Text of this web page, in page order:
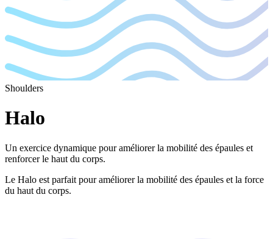
Shoulders
Halo
Un exercice dynamique pour améliorer la mobilité des épaules et
renforcer le haut du corps.
Le Halo est parfait pour améliorer la mobilité des épaules et la force
du haut du corps.